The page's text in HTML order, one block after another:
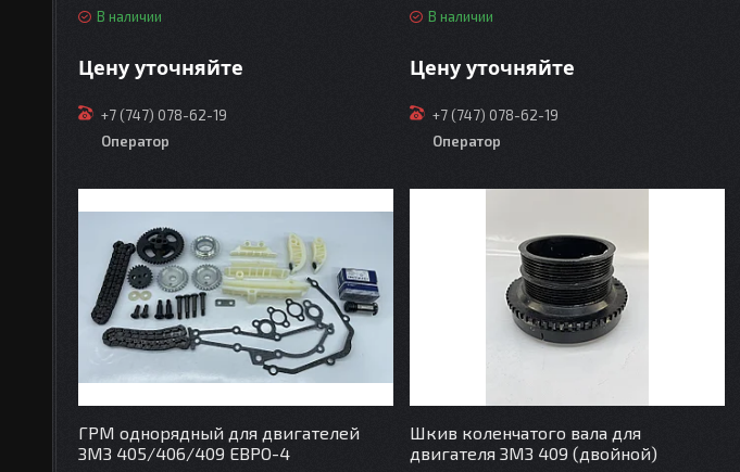
В наличии
Цену уточняйте
+7 (747) 078-62-19
Оператор
В наличии
Цену уточняйте
+7 (747) 078-62-19
Оператор
ГРМ однорядный для двигателей
ЗМЗ 405/406/409 ЕВРО-4
Шкив коленчатого вала для
двигателя ЗМЗ 409 (двойной)